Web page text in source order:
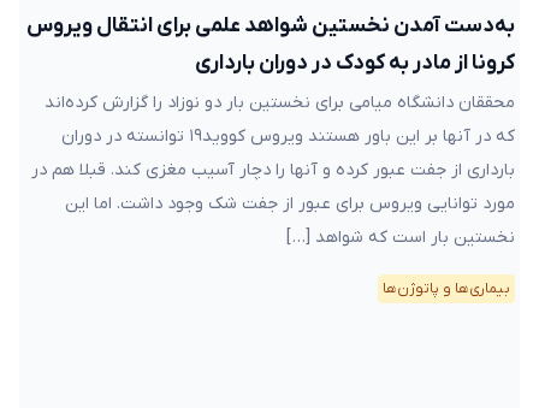
به‌دست آمدن نخستین شواهد علمی برای انتقال ویروس
کرونا از مادر به کودک در دوران بارداری
محققان دانشگاه میامی برای نخستین بار دو نوزاد را گزارش کرده‌اند
که در آنها بر این باور هستند ویروس کووید۱۹ توانسته در دوران
بارداری از جفت عبور کرده و آنها را دچار آسیب مغزی کند. قبلا هم در
مورد توانایی ویروس برای عبور از جفت شک وجود داشت. اما این
نخستین بار است که شواهد […]
بیماری‌ها و پاتوژن‌ها